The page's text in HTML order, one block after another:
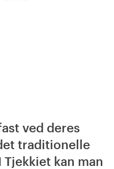
ved deres
traditionelle
kan man